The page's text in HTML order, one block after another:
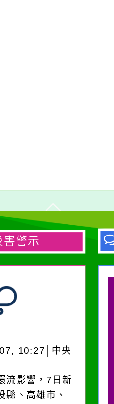
害警示
10:27│中央
流影響，7日新
縣、高雄市、
者：網路小語
活是一面鏡子。你對